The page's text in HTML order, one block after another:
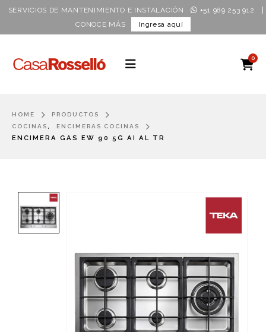
SERVICIOS DE MANTENIMIENTO E INSTALACIÓN +51 989 253 912
CONOCE MÁS Ingresa aquí
0
HOME
PRODUCTOS
COCINAS, ENCIMERAS COCINAS
ENCIMERA GAS EW 90 5G AI AL TR